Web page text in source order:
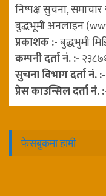
निष्पक्ष सुचना,
बुद्धभूमी अनलाइन
प्रकाशक :-बुद्धभुमी
कम्पनी दर्ता नं. :-
सुचना विभाग दर्ता नं. :-
प्रेस काउन्सिल दर्ता नं.
फेसबुकमा हामी